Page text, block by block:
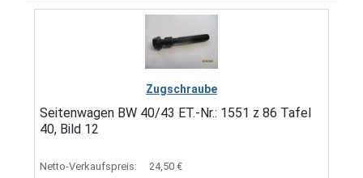
Zugschraube
Seitenwagen BW 40/43 ET.-Nr.: 1551 z 86 Tafel
40, Bild 12
Netto-Verkaufspreis: 24,50 €